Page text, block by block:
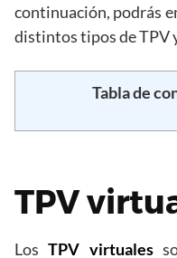
continuación, podrás
distintos tipos de TPV
Tabla de
TPV
LosTPV virtuales